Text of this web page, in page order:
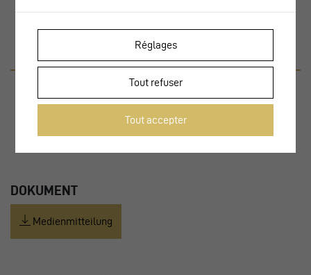
38900
Fahrgäste pro Tag (2012)
1. Der Preis 2008
DOKUMENT
Medienmitteilung
Réglages
Tout refuser
Tout accepter